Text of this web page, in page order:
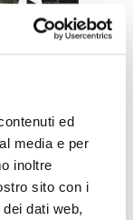
ed
media e per
inoltre
sito con i
dati web,
Playoff
Renate